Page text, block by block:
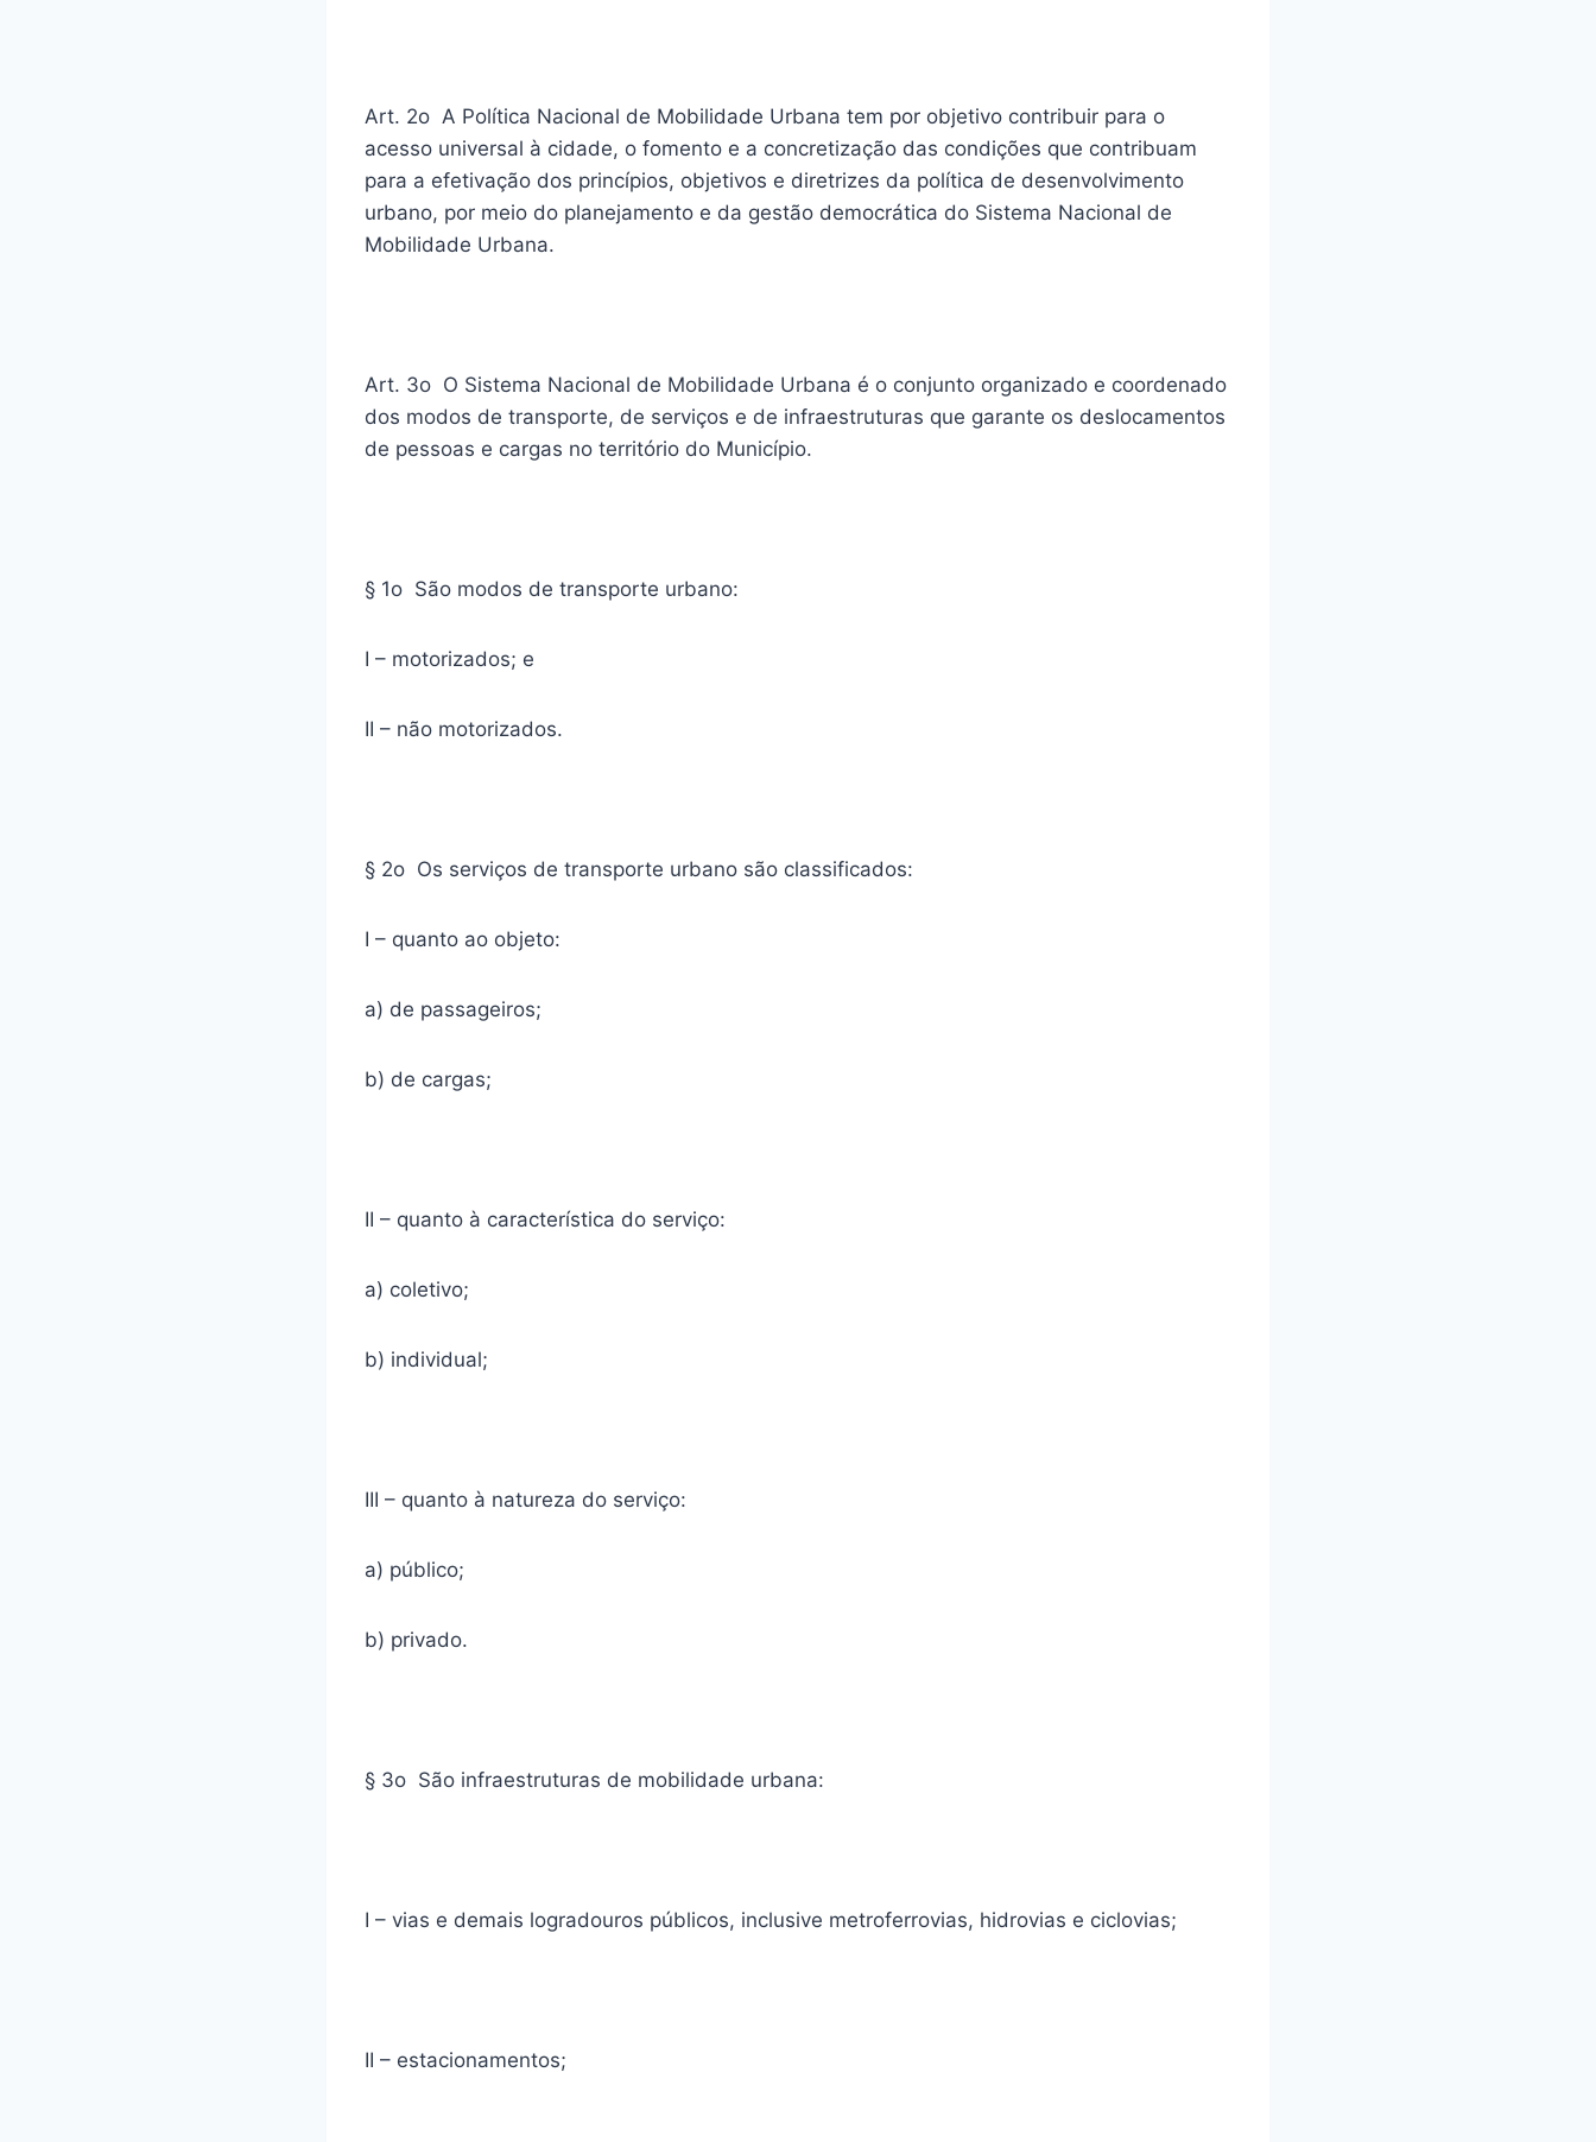
Art. 2o A Política Nacional de Mobilidade Urbana tem por objetivo contribuir para o
acesso universal à cidade, o fomento e a concretização das condições que contribuam
para a efetivação dos princípios, objetivos e diretrizes da política de desenvolvimento
urbano, por meio do planejamento e da gestão democrática do Sistema Nacional de
Mobilidade Urbana.
Art. 3o O Sistema Nacional de Mobilidade Urbana é o conjunto organizado e coordenado
dos modos de transporte, de serviços e de infraestruturas que garante os deslocamentos
de pessoas e cargas no território do Município.
§ 1o São modos de transporte urbano:
I – motorizados; e
II – não motorizados.
§ 2o Os serviços de transporte urbano são classificados:
I – quanto ao objeto:
a) de passageiros;
b) de cargas;
II – quanto à característica do serviço:
a) coletivo;
b) individual;
III – quanto à natureza do serviço:
a) público;
b) privado.
§ 3o São infraestruturas de mobilidade urbana:
I – vias e demais logradouros públicos, inclusive metroferrovias, hidrovias e ciclovias;
II – estacionamentos;